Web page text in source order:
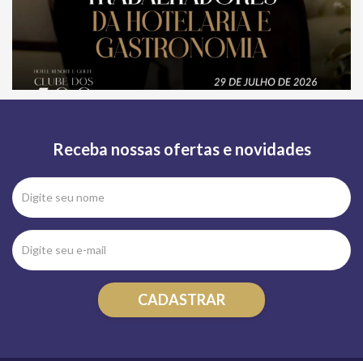
Receba nossas ofertas e novidades